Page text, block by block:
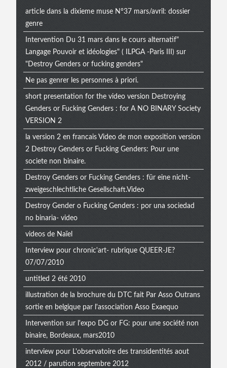
article dans la dixieme muse N°37 mars/avril: dossier
genre
Intervention Du 31 mars dans le cours alternatif"
Langage Pouvoir et idéologies" ( ILPGA -Paris III) sur
"Destroy Genders or fucking genders"
Ne pas genrer les personnes à priori.
short presentation for the video version Destroying
Genders or Fucking Genders : for A NO BINARY Society
VERSION 2
la version 2 en francais Video de mon exposition version
2 Destroy Genders or Fucking Genders: Pour une
societe non binaire.
Destroy Genders or Fucking Genders : für eine nicht-
zweigeschlechtliche Gesellschaft.Video
Destroy Gender o Fucking Genders : por una sociedad
no binaria- video
videos de Naïel
Interview pour chronic'art- rubrique QUEER-JE?
07/07/2010
untitled 2 été 2010
illustration de la brochure du DTC fait Par Asso Outrans
sortie en belgique par l'association Asso Exaequo
Intervention sur l'expo DG or FG: pour une société non
binaire, Bordeaux, mars2010
interview pour L'observatoire des transidentités aout
2012 / parution septembre 2012